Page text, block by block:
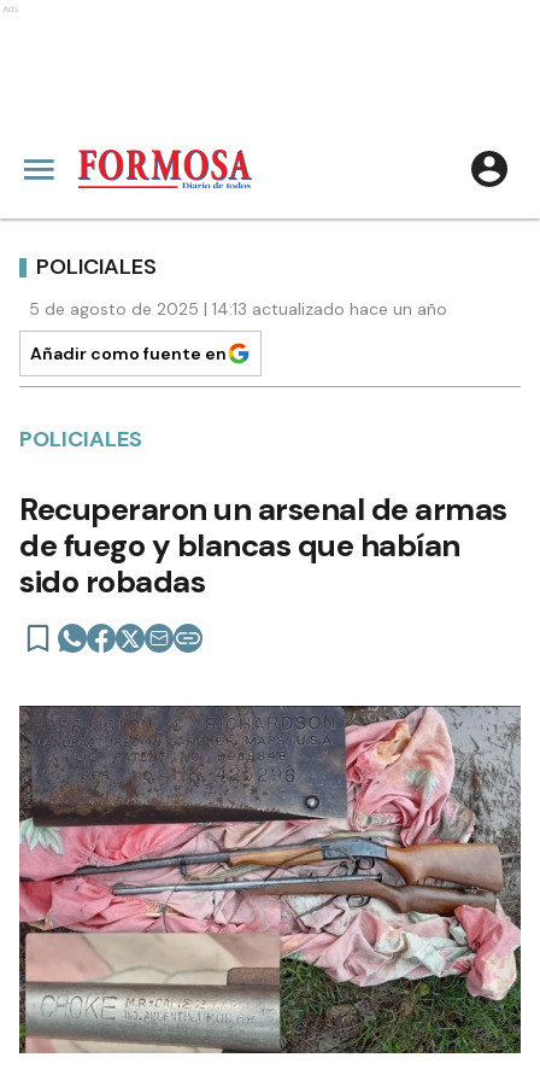
Ads
POLICIALES
5 de agosto de 2025 | 14:13 actualizado hace un año
Añadir como fuente en
POLICIALES
Recuperaron un arsenal de armas
de fuego y blancas que habían
sido robadas